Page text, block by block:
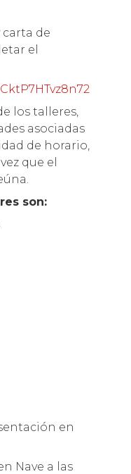
carta de
el
los talleres,
asociadas
de horario,
que el
son:
en
Nave a las